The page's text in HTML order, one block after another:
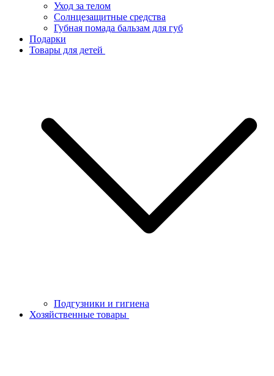
Уход за телом
Солнцезащитные средства
Губная помада бальзам для губ
Подарки
Товары для детей
Подгузники и гигиена
Хозяйственные товары